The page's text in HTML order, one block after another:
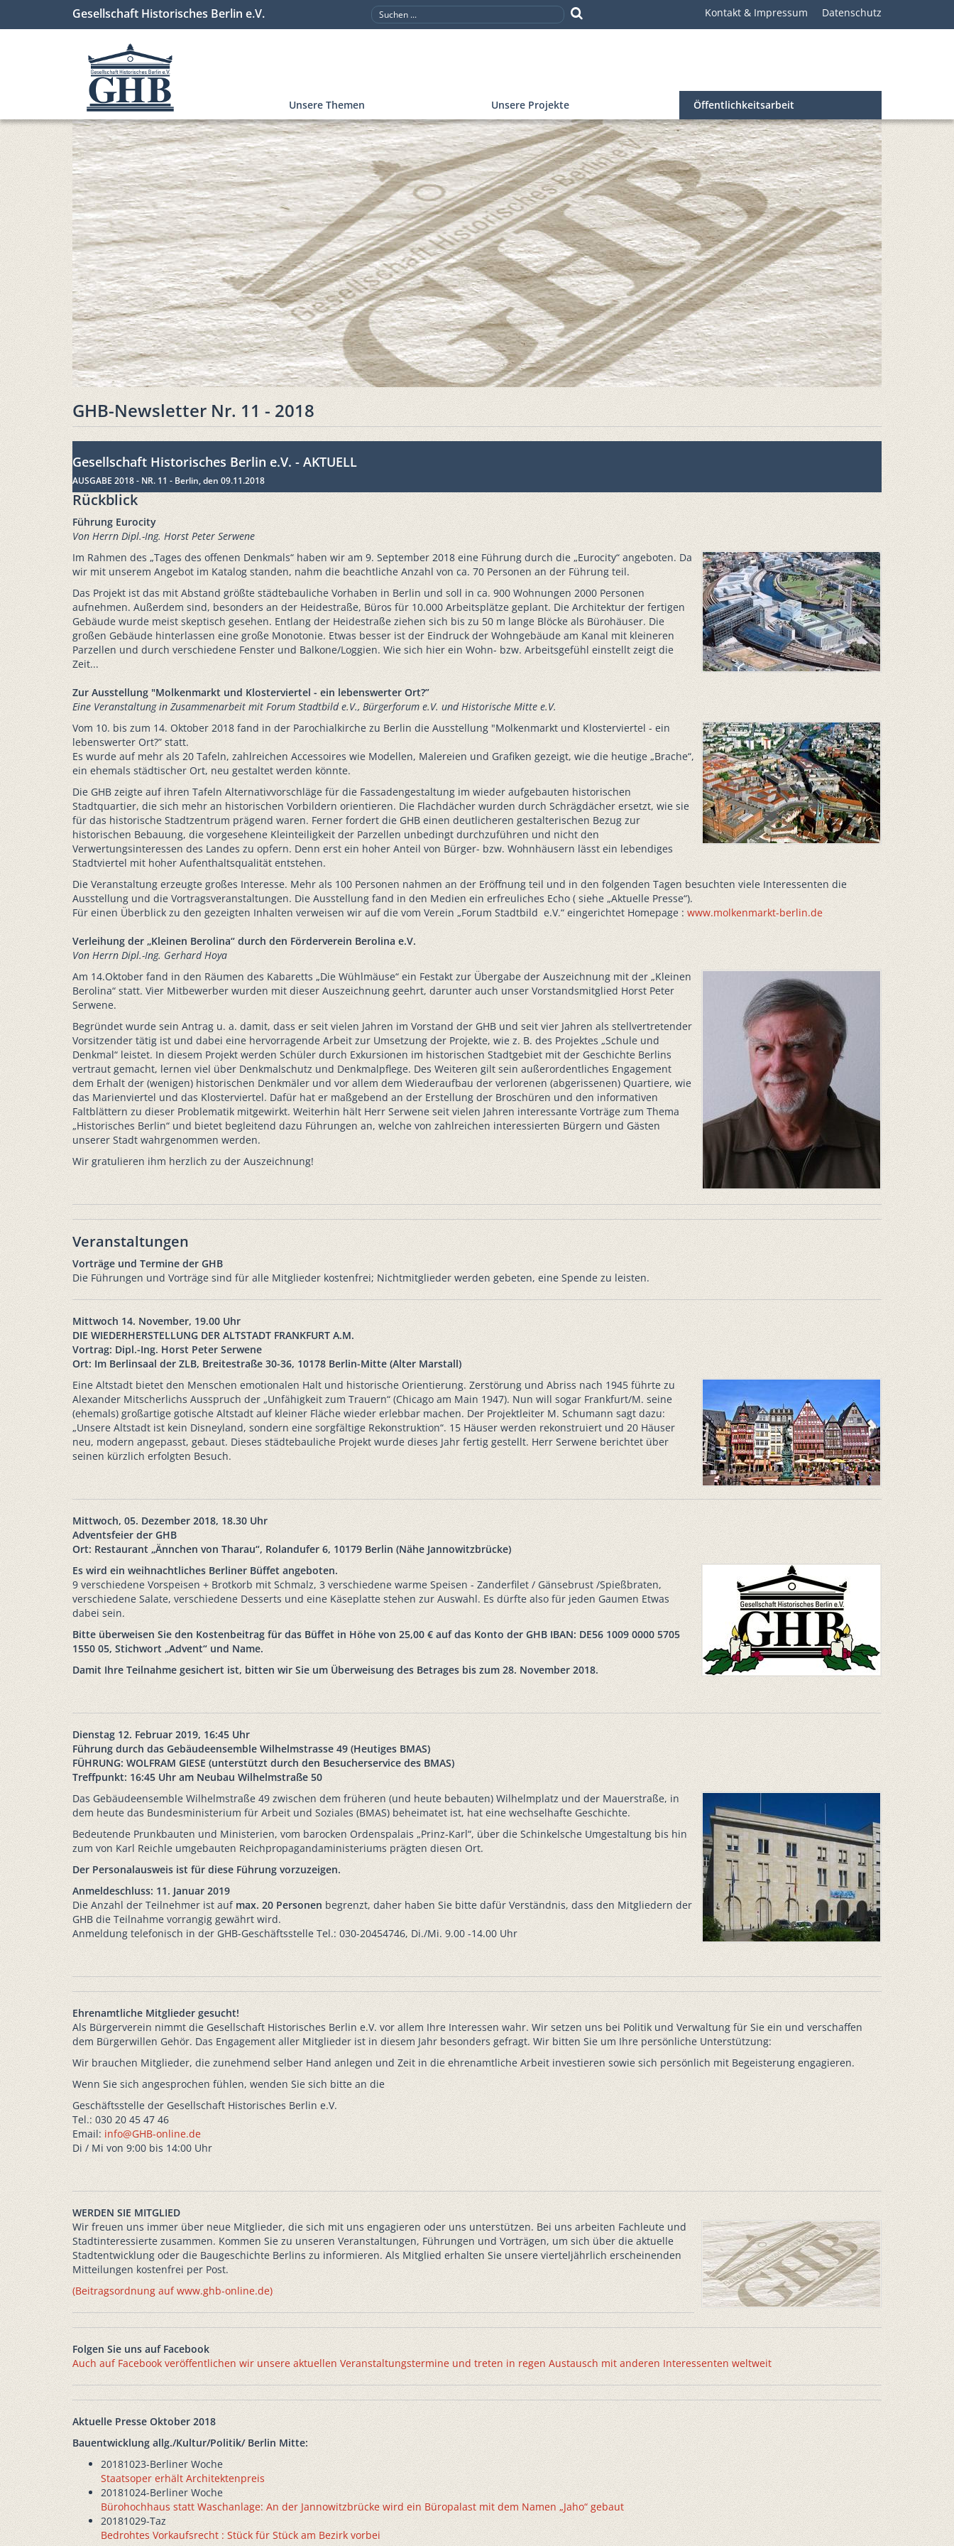
Gesellschaft Historisches Berlin e.V. Kontakt & Impressum Datenschutz
Unsere Themen Unsere Projekte Öffentlichkeitsarbeit
GHB-Newsletter Nr. 11 - 2018
Gesellschaft Historisches Berlin e.V. - AKTUELL
AUSGABE 2018 - NR. 11 - Berlin, den 09.11.2018
Rückblick
Führung Eurocity
Von Herrn Dipl.-Ing. Horst Peter Serwene
Im Rahmen des „Tages des offenen Denkmals“ haben wir am 9. September 2018 eine Führung durch die „Eurocity“ angeboten. Da
wir mit unserem Angebot im Katalog standen, nahm die beachtliche Anzahl von ca. 70 Personen an der Führung teil.
Das Projekt ist das mit Abstand größte städtebauliche Vorhaben in Berlin und soll in ca. 900 Wohnungen 2000 Personen
aufnehmen. Außerdem sind, besonders an der Heidestraße, Büros für 10.000 Arbeitsplätze geplant. Die Architektur der fertigen
Gebäude wurde meist skeptisch gesehen. Entlang der Heidestraße ziehen sich bis zu 50 m lange Blöcke als Bürohäuser. Die
großen Gebäude hinterlassen eine große Monotonie. Etwas besser ist der Eindruck der Wohngebäude am Kanal mit kleineren
Parzellen und durch verschiedene Fenster und Balkone/Loggien. Wie sich hier ein Wohn- bzw. Arbeitsgefühl einstellt zeigt die
Zeit...
Zur Ausstellung "Molkenmarkt und Klosterviertel - ein lebenswerter Ort?”
Eine Veranstaltung in Zusammenarbeit mit Forum Stadtbild e.V., Bürgerforum e.V. und Historische Mitte e.V.
Vom 10. bis zum 14. Oktober 2018 fand in der Parochialkirche zu Berlin die Ausstellung "Molkenmarkt und Klosterviertel - ein
lebenswerter Ort?” statt.
Es wurde auf mehr als 20 Tafeln, zahlreichen Accessoires wie Modellen, Malereien und Grafiken gezeigt, wie die heutige „Brache“,
ein ehemals städtischer Ort, neu gestaltet werden könnte.
Die GHB zeigte auf ihren Tafeln Alternativvorschläge für die Fassadengestaltung im wieder aufgebauten historischen
Stadtquartier, die sich mehr an historischen Vorbildern orientieren. Die Flachdächer wurden durch Schrägdächer ersetzt, wie sie
für das historische Stadtzentrum prägend waren. Ferner fordert die GHB einen deutlicheren gestalterischen Bezug zur
historischen Bebauung, die vorgesehene Kleinteiligkeit der Parzellen unbedingt durchzuführen und nicht den
Verwertungsinteressen des Landes zu opfern. Denn erst ein hoher Anteil von Bürger- bzw. Wohnhäusern lässt ein lebendiges
Stadtviertel mit hoher Aufenthaltsqualität entstehen.
Die Veranstaltung erzeugte großes Interesse. Mehr als 100 Personen nahmen an der Eröffnung teil und in den folgenden Tagen besuchten viele Interessenten die
Ausstellung und die Vortragsveranstaltungen. Die Ausstellung fand in den Medien ein erfreuliches Echo ( siehe „Aktuelle Presse“).
Für einen Überblick zu den gezeigten Inhalten verweisen wir auf die vom Verein „Forum Stadtbild e.V.“ eingerichtet Homepage : www.molkenmarkt-berlin.de
Verleihung der „Kleinen Berolina“ durch den Förderverein Berolina e.V.
Von Herrn Dipl.-Ing. Gerhard Hoya
Am 14.Oktober fand in den Räumen des Kabaretts „Die Wühlmäuse“ ein Festakt zur Übergabe der Auszeichnung mit der „Kleinen
Berolina“ statt. Vier Mitbewerber wurden mit dieser Auszeichnung geehrt, darunter auch unser Vorstandsmitglied Horst Peter
Serwene.
Begründet wurde sein Antrag u. a. damit, dass er seit vielen Jahren im Vorstand der GHB und seit vier Jahren als stellvertretender
Vorsitzender tätig ist und dabei eine hervorragende Arbeit zur Umsetzung der Projekte, wie z. B. des Projektes „Schule und
Denkmal“ leistet. In diesem Projekt werden Schüler durch Exkursionen im historischen Stadtgebiet mit der Geschichte Berlins
vertraut gemacht, lernen viel über Denkmalschutz und Denkmalpflege. Des Weiteren gilt sein außerordentliches Engagement
dem Erhalt der (wenigen) historischen Denkmäler und vor allem dem Wiederaufbau der verlorenen (abgerissenen) Quartiere, wie
das Marienviertel und das Klosterviertel. Dafür hat er maßgebend an der Erstellung der Broschüren und den informativen
Faltblättern zu dieser Problematik mitgewirkt. Weiterhin hält Herr Serwene seit vielen Jahren interessante Vorträge zum Thema
„Historisches Berlin“ und bietet begleitend dazu Führungen an, welche von zahlreichen interessierten Bürgern und Gästen
unserer Stadt wahrgenommen werden.
Wir gratulieren ihm herzlich zu der Auszeichnung!
Veranstaltungen
Vorträge und Termine der GHB
Die Führungen und Vorträge sind für alle Mitglieder kostenfrei; Nichtmitglieder werden gebeten, eine Spende zu leisten.
Mittwoch 14. November, 19.00 Uhr
DIE WIEDERHERSTELLUNG DER ALTSTADT FRANKFURT A.M.
Vortrag: Dipl.-Ing. Horst Peter Serwene
Ort: Im Berlinsaal der ZLB, Breitestraße 30-36, 10178 Berlin-Mitte (Alter Marstall)
Eine Altstadt bietet den Menschen emotionalen Halt und historische Orientierung. Zerstörung und Abriss nach 1945 führte zu
Alexander Mitscherlichs Ausspruch der „Unfähigkeit zum Trauern“ (Chicago am Main 1947). Nun will sogar Frankfurt/M. seine
(ehemals) großartige gotische Altstadt auf kleiner Fläche wieder erlebbar machen. Der Projektleiter M. Schumann sagt dazu:
„Unsere Altstadt ist kein Disneyland, sondern eine sorgfältige Rekonstruktion“. 15 Häuser werden rekonstruiert und 20 Häuser
neu, modern angepasst, gebaut. Dieses städtebauliche Projekt wurde dieses Jahr fertig gestellt. Herr Serwene berichtet über
seinen kürzlich erfolgten Besuch.
Mittwoch, 05. Dezember 2018, 18.30 Uhr
Adventsfeier der GHB
Ort: Restaurant „Ännchen von Tharau“, Rolandufer 6, 10179 Berlin (Nähe Jannowitzbrücke)
Es wird ein weihnachtliches Berliner Büffet angeboten.
9 verschiedene Vorspeisen + Brotkorb mit Schmalz, 3 verschiedene warme Speisen - Zanderfilet / Gänsebrust /Spießbraten,
verschiedene Salate, verschiedene Desserts und eine Käseplatte stehen zur Auswahl. Es dürfte also für jeden Gaumen Etwas
dabei sein.
Bitte überweisen Sie den Kostenbeitrag für das Büffet in Höhe von 25,00 € auf das Konto der GHB IBAN: DE56 1009 0000 5705
1550 05, Stichwort „Advent“ und Name.
Damit Ihre Teilnahme gesichert ist, bitten wir Sie um Überweisung des Betrages bis zum 28. November 2018.
Dienstag 12. Februar 2019, 16:45 Uhr
Führung durch das Gebäudeensemble Wilhelmstrasse 49 (Heutiges BMAS)
FÜHRUNG: WOLFRAM GIESE (unterstützt durch den Besucherservice des BMAS)
Treffpunkt: 16:45 Uhr am Neubau Wilhelmstraße 50
Das Gebäudeensemble Wilhelmstraße 49 zwischen dem früheren (und heute bebauten) Wilhelmplatz und der Mauerstraße, in
dem heute das Bundesministerium für Arbeit und Soziales (BMAS) beheimatet ist, hat eine wechselhafte Geschichte.
Bedeutende Prunkbauten und Ministerien, vom barocken Ordenspalais „Prinz-Karl“, über die Schinkelsche Umgestaltung bis hin
zum von Karl Reichle umgebauten Reichpropagandaministeriums prägten diesen Ort.
Der Personalausweis ist für diese Führung vorzuzeigen.
Anmeldeschluss: 11. Januar 2019
Die Anzahl der Teilnehmer ist auf max. 20 Personen begrenzt, daher haben Sie bitte dafür Verständnis, dass den Mitgliedern der
GHB die Teilnahme vorrangig gewährt wird.
Anmeldung telefonisch in der GHB-Geschäftsstelle Tel.: 030-20454746, Di./Mi. 9.00 -14.00 Uhr
Ehrenamtliche Mitglieder gesucht!
Als Bürgerverein nimmt die Gesellschaft Historisches Berlin e.V. vor allem Ihre Interessen wahr. Wir setzen uns bei Politik und Verwaltung für Sie ein und verschaffen
dem Bürgerwillen Gehör. Das Engagement aller Mitglieder ist in diesem Jahr besonders gefragt. Wir bitten Sie um Ihre persönliche Unterstützung:
Wir brauchen Mitglieder, die zunehmend selber Hand anlegen und Zeit in die ehrenamtliche Arbeit investieren sowie sich persönlich mit Begeisterung engagieren.
Wenn Sie sich angesprochen fühlen, wenden Sie sich bitte an die
Geschäftsstelle der Gesellschaft Historisches Berlin e.V.
Tel.: 030 20 45 47 46
Email: info@GHB-online.de
Di / Mi von 9:00 bis 14:00 Uhr
WERDEN SIE MITGLIED
Wir freuen uns immer über neue Mitglieder, die sich mit uns engagieren oder uns unterstützen. Bei uns arbeiten Fachleute und
Stadtinteressierte zusammen. Kommen Sie zu unseren Veranstaltungen, Führungen und Vorträgen, um sich über die aktuelle
Stadtentwicklung oder die Baugeschichte Berlins zu informieren. Als Mitglied erhalten Sie unsere vierteljährlich erscheinenden
Mitteilungen kostenfrei per Post.
(Beitragsordnung auf www.ghb-online.de)
Folgen Sie uns auf Facebook
Auch auf Facebook veröffentlichen wir unsere aktuellen Veranstaltungstermine und treten in regen Austausch mit anderen Interessenten weltweit
Aktuelle Presse Oktober 2018
Bauentwicklung allg./Kultur/Politik/ Berlin Mitte:
20181023-Berliner Woche
Staatsoper erhält Architektenpreis
20181024-Berliner Woche
Bürohochhaus statt Waschanlage: An der Jannowitzbrücke wird ein Büropalast mit dem Namen „Jaho“ gebaut
20181029-Taz
Bedrohtes Vorkaufsrecht : Stück für Stück am Bezirk vorbei